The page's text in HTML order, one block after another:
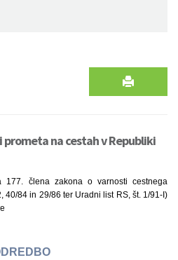
na cestah v Republiki
177. člena zakona o varnosti cestnega
40/84 in 29/86 ter Uradni list RS, št. 1/91-I)